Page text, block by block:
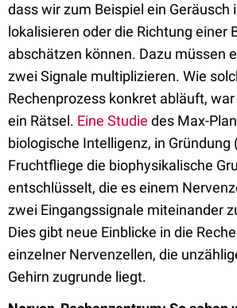
dass wir zum Beispiel ein Geräusch
lokalisieren oder die Richtung einer
abschätzen können. Dazu müssen
zwei Signale multiplizieren. Wie
Rechenprozess konkret abläuft,
ein Rätsel. Eine Studie des Max-
biologische Intelligenz, in Gründung
Fruchtfliege die biophysikalische
entschlüsselt, die es einem
zwei Eingangssignale miteinander
Dies gibt neue Einblicke in die
einzelner Nervenzellen, die
Gehirn zugrunde liegt.